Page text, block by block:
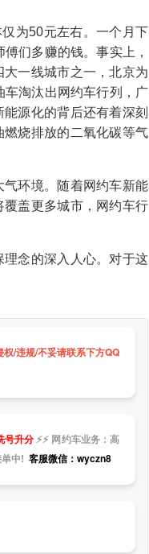
为50元左右。一个月下
们多赚的钱。事实上，
一线城市之一，北京为
车淘汰出网约车行列，广
源化的背后还有着深刻
烧排放的二氧化碳等气
环境。随着网约车新能
盖更多城市，网约车行
念的深入人心。对于这
/违规/不妥请联系下方QQ
号升分 ⚡⚡ 网约车业务：高
中! 客服微信：wyczn8